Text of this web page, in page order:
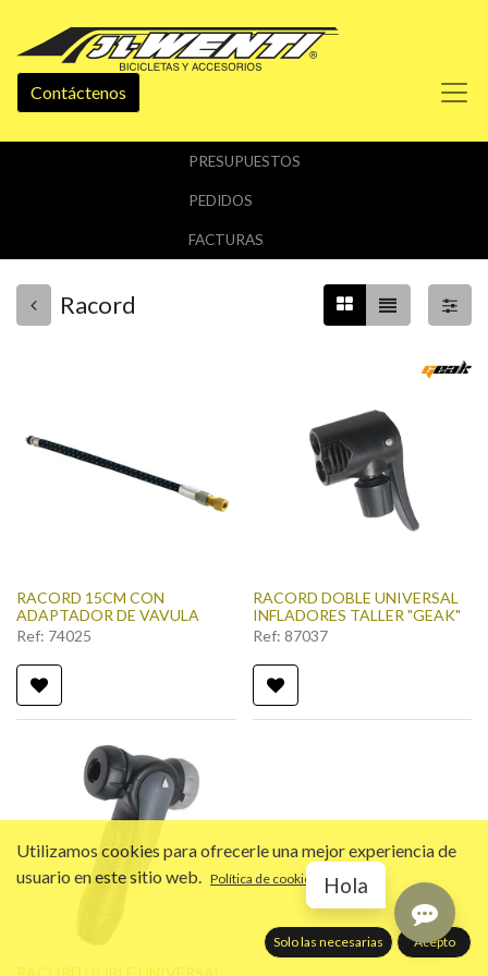
Contáctenos
PRESUPUESTOS
PEDIDOS
FACTURAS
Racord
RACORD 15CM CON
ADAPTADOR DE VAVULA
Ref: 74025
RACORD DOBLE UNIVERSAL
INFLADORES TALLER "GEAK"
Ref: 87037
RACORD DOBLE UNIVERSAL
Utilizamos cookies para ofrecerle una mejor experiencia de
usuario en este sitio web. Política de cookies
Solo las necesarias Acepto
Hola